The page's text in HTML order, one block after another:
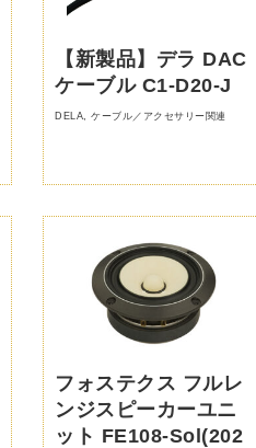
【新製品】デラ DAC
ケーブル C1-D20-J
DELA, ケーブル／アクセサリー関連
フォステクス フルレ
ンジスピーカーユニ
ット FE108-Sol(202